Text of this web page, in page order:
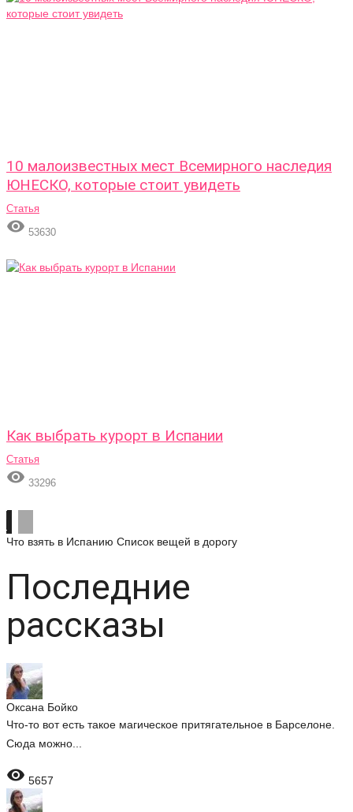
10 малоизвестных мест Всемирного наследия
ЮНЕСКО, которые стоит увидеть
Статья
 53630
Как выбрать курорт в Испании
Статья
 33296
Что взять в Испанию Список вещей в дорогу
Последние
рассказы
Оксана Бойко
Что-то вот есть такое магическое притягательное в Барселоне.
Сюда можно...
 5657